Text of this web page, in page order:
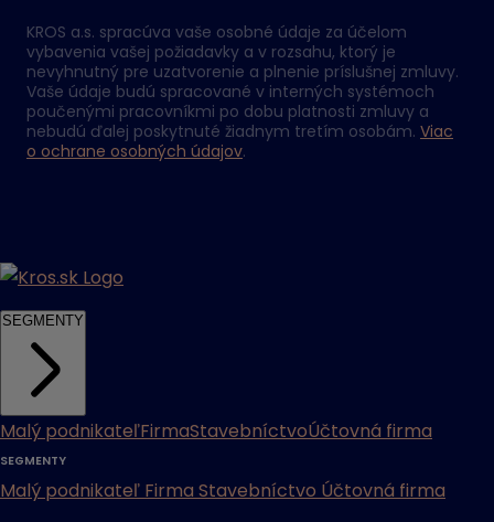
KROS a.s. spracúva vaše osobné údaje za účelom
vybavenia vašej požiadavky a v rozsahu, ktorý je
nevyhnutný pre uzatvorenie a plnenie príslušnej zmluvy.
Vaše údaje budú spracované v interných systémoch
poučenými pracovníkmi po dobu platnosti zmluvy a
nebudú ďalej poskytnuté žiadnym tretím osobám. Viac
o ochrane osobných údajov.
SEGMENTY
Malý podnikateľFirmaStavebníctvoÚčtovná firma
SEGMENTY
Malý podnikateľ Firma Stavebníctvo Účtovná firma